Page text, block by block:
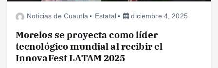
Noticias de Cuautla Estatal diciembre 4, 2025
Morelos se proyecta como líder
tecnológico mundial al recibir el
InnovaFest LATAM 2025